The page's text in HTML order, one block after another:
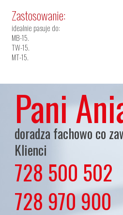
Zastosowanie:
idealnie pasuje do:
MB-15.
TW-15.
MT-15.
Pani
doradza fachowo co
Klienci
728 500 502
lub
728 970 900